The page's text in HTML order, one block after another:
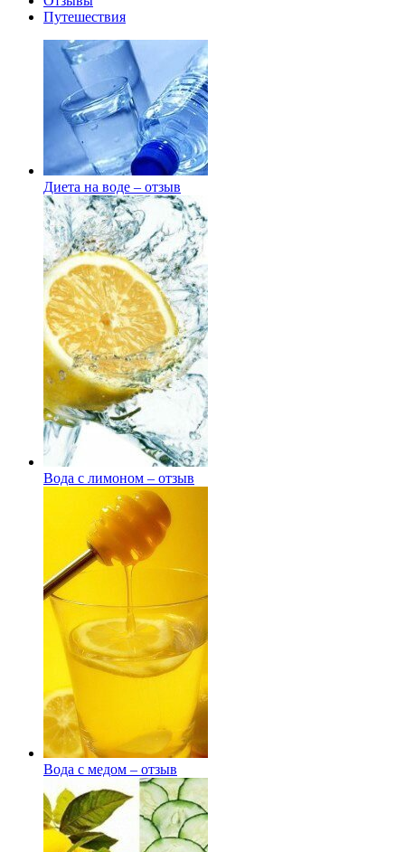
Путешествия
Диета на воде – отзыв
Вода с лимоном – отзыв
Вода с медом – отзыв